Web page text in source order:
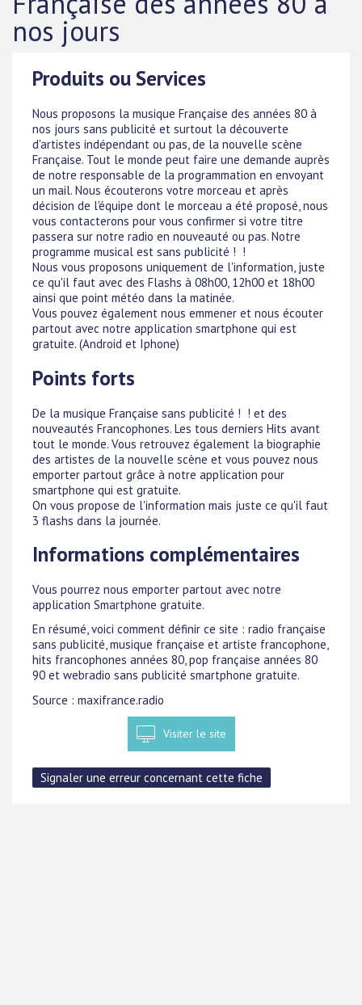
nos jours
Produits ou Services
Nous proposons la musique Française des années 80 à
nos jours sans publicité et surtout la découverte
d'artistes indépendant ou pas, de la nouvelle scène
Française. Tout le monde peut faire une demande auprès
de notre responsable de la programmation en envoyant
un mail. Nous écouterons votre morceau et après
décision de l'équipe dont le morceau a été proposé, nous
vous contacterons pour vous confirmer si votre titre
passera sur notre radio en nouveauté ou pas. Notre
programme musical est sans publicité ! !
Nous vous proposons uniquement de l'information, juste
ce qu'il faut avec des Flashs à 08h00, 12h00 et 18h00
ainsi que point météo dans la matinée.
Vous pouvez également nous emmener et nous écouter
partout avec notre application smartphone qui est
gratuite. (Android et Iphone)
Points forts
De la musique Française sans publicité ! ! et des
nouveautés Francophones. Les tous derniers Hits avant
tout le monde. Vous retrouvez également la biographie
des artistes de la nouvelle scène et vous pouvez nous
emporter partout grâce à notre application pour
smartphone qui est gratuite.
On vous propose de l'information mais juste ce qu'il faut
3 flashs dans la journée.
Informations complémentaires
Vous pourrez nous emporter partout avec notre
application Smartphone gratuite.
En résumé, voici comment définir ce site : radio française
sans publicité, musique française et artiste francophone,
hits francophones années 80, pop française années 80
90 et webradio sans publicité smartphone gratuite.
Source : maxifrance.radio
Visiter le site